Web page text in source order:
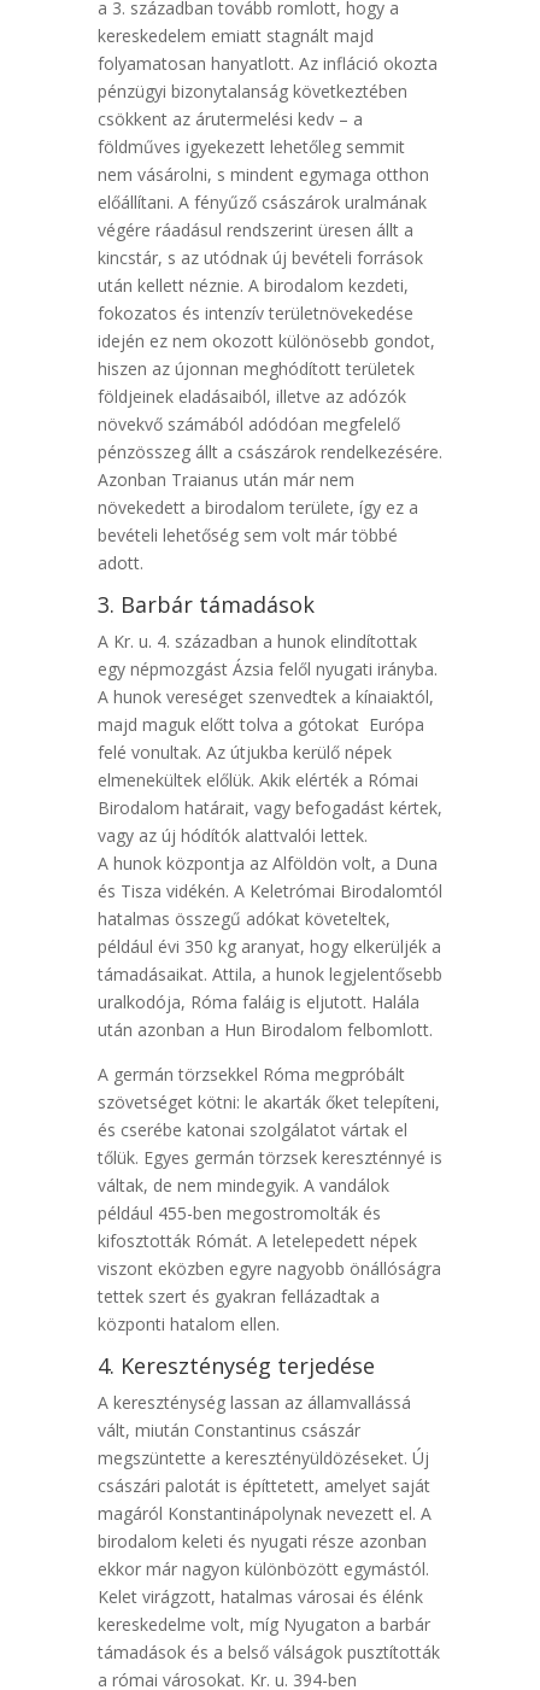
a 3. században tovább romlott, hogy a
kereskedelem emiatt stagnált majd
folyamatosan hanyatlott. Az infláció okozta
pénzügyi bizonytalanság következtében
csökkent az árutermelési kedv – a
földműves igyekezett lehetőleg semmit
nem vásárolni, s mindent egymaga otthon
előállítani. A fényűző császárok uralmának
végére ráadásul rendszerint üresen állt a
kincstár, s az utódnak új bevételi források
után kellett néznie. A birodalom kezdeti,
fokozatos és intenzív területnövekedése
idején ez nem okozott különösebb gondot,
hiszen az újonnan meghódított területek
földjeinek eladásaiból, illetve az adózók
növekvő számából adódóan megfelelő
pénzösszeg állt a császárok rendelkezésére.
Azonban Traianus után már nem
növekedett a birodalom területe, így ez a
bevételi lehetőség sem volt már többé
adott.
3. Barbár támadások
A Kr. u. 4. században a hunok elindítottak
egy népmozgást Ázsia felől nyugati irányba.
A hunok vereséget szenvedtek a kínaiaktól,
majd maguk előtt tolva a gótokat Európa
felé vonultak. Az útjukba kerülő népek
elmenekültek előlük. Akik elérték a Római
Birodalom határait, vagy befogadást kértek,
vagy az új hódítók alattvalói lettek.
A hunok központja az Alföldön volt, a Duna
és Tisza vidékén. A Keletrómai Birodalomtól
hatalmas összegű adókat követeltek,
például évi 350 kg aranyat, hogy elkerüljék a
támadásaikat. Attila, a hunok legjelentősebb
uralkodója, Róma faláig is eljutott. Halála
után azonban a Hun Birodalom felbomlott.
A germán törzsekkel Róma megpróbált
szövetséget kötni: le akarták őket telepíteni,
és cserébe katonai szolgálatot vártak el
tőlük. Egyes germán törzsek kereszténnyé is
váltak, de nem mindegyik. A vandálok
például 455-ben megostromolták és
kifosztották Rómát. A letelepedett népek
viszont eközben egyre nagyobb önállóságra
tettek szert és gyakran fellázadtak a
központi hatalom ellen.
4. Kereszténység terjedése
A kereszténység lassan az államvallássá
vált, miután Constantinus császár
megszüntette a keresztényüldözéseket. Új
császári palotát is építtetett, amelyet saját
magáról Konstantinápolynak nevezett el. A
birodalom keleti és nyugati része azonban
ekkor már nagyon különbözött egymástól.
Kelet virágzott, hatalmas városai és élénk
kereskedelme volt, míg Nyugaton a barbár
támadások és a belső válságok pusztították
a római városokat. Kr. u. 394-ben